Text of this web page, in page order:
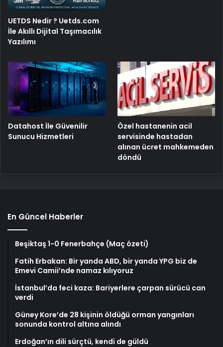
UETDS Nedir ? Uetds.com
İle Akıllı Dijital Taşımacılık
Yazılımı
Datahost İle Güvenilir
Sunucu Hizmetleri
Özel hastanenin acil
servisinde hastadan
alınan ücret mahkemeden
döndü
En Güncel Haberler
Beşiktaş 1-0 Fenerbahçe (Maç özeti)
Fatih Erbakan: Bir yanda ABD, bir yanda YPG biz de
Emevi Camii’nde namaz kılıyoruz
İstanbul’da feci kaza: Bariyerlere çarpan sürücü can
verdi
Güney Kore’de 28 kişinin öldüğü orman yangınları
sonunda kontrol altına alındı
Erdoğan’ın dili sürçtü, kendi de güldü